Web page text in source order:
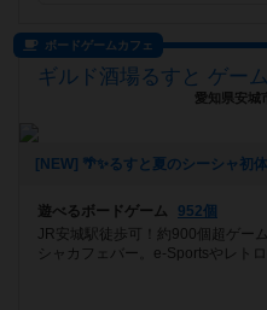
ボードゲームカフェ
愛知県安城
遊べるボードゲーム
952個
JR安城駅徒歩可！約900個超ゲー
シャカフェバー。e-Sportsやレト